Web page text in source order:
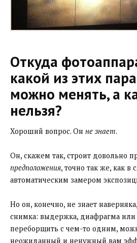
Откуда
какой из этих
можно менять, а
нельзя?
Хороший вопрос. Он не знает.
Он, скажем так, строит довольно
предположения, точно так же, как в
автоматическим замером
Но он, конечно, не знает
снимка: выдержка, диафрагма или
переборщить с чем-то одним,
неожиданный и ненужный вам